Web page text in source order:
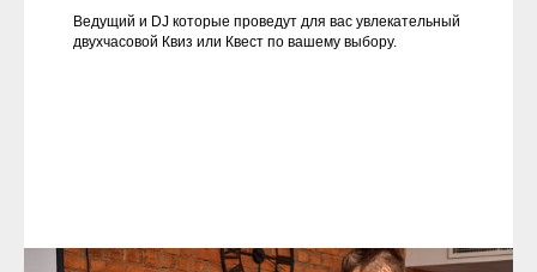
Ведущий и DJ которые проведут для вас увлекательный
двухчасовой Квиз или Квест по вашему выбору.